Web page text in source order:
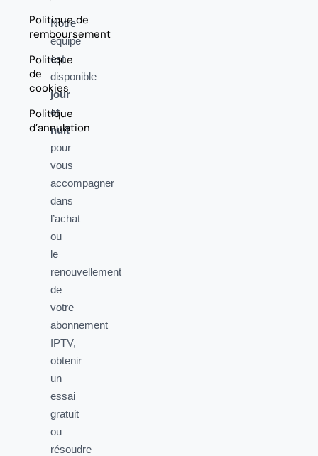
Politique de
remboursement
Politique
de
cookies
Politique
d’annulation
Notre
équipe
est
disponible
jour
et
nuit
pour
vous
accompagner
dans
l’achat
ou
le
renouvellement
de
votre
abonnement
IPTV,
obtenir
un
essai
gratuit
ou
résoudre